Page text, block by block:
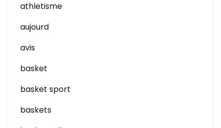
athletisme
aujourd
avis
basket
basket sport
baskets